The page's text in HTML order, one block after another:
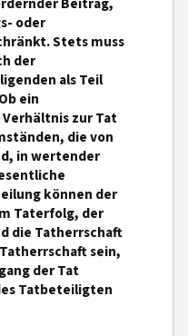
oder
Stets muss
der
als Teil
ein
zur Tat
die von
in wertender
können der
Taterfolg, der
die Tatherrschaft
sein,
der Tat
Tatbeteiligten